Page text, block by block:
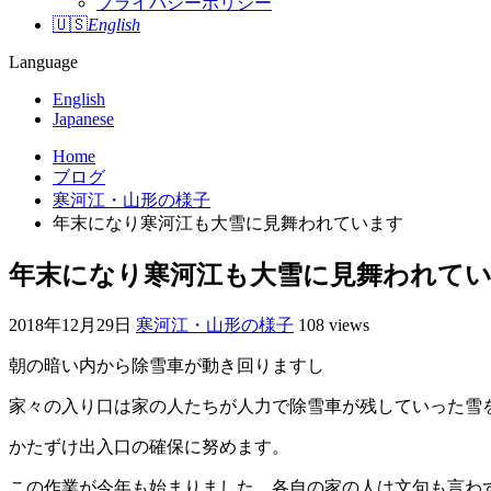
🇺🇸English
Language
English
Japanese
Home
ブログ
寒河江・山形の様子
年末になり寒河江も大雪に見舞われています
年末になり寒河江も大雪に見舞われて
2018年12月29日 寒河江・山形の様子 108 views
朝の暗い内から除雪車が動き回りますし
家々の入り口は家の人たちが人力で除雪車が残していった雪
かたずけ出入口の確保に努めます。
この作業が今年も始まりました、各自の家の人は文句も言わ